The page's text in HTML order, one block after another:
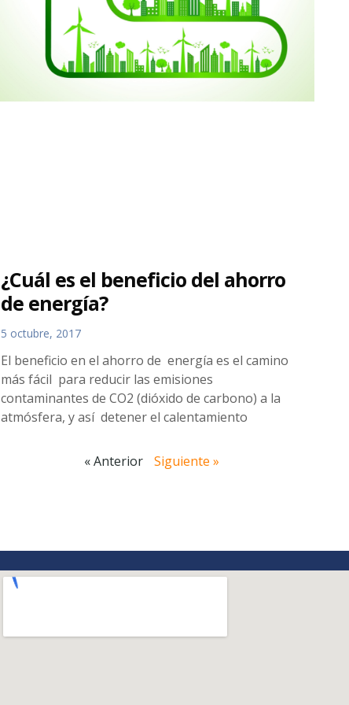
¿Cuál es el beneficio del ahorro
de energía?
5 octubre, 2017
El beneficio en el ahorro de energía es el camino
más fácil para reducir las emisiones
contaminantes de CO2 (dióxido de carbono) a la
atmósfera, y así detener el calentamiento
« Anterior Siguiente »